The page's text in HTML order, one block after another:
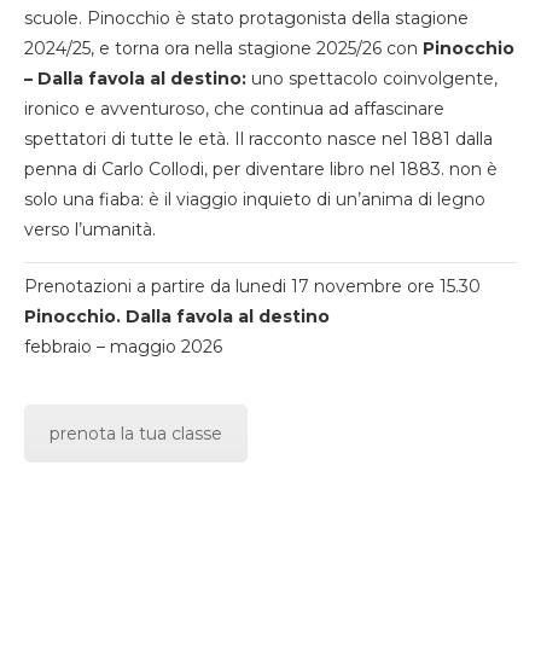
scuole. Pinocchio è stato protagonista della stagione
2024/25, e torna ora nella stagione 2025/26 con Pinocchio
– Dalla favola al destino: uno spettacolo coinvolgente,
ironico e avventuroso, che continua ad affascinare
spettatori di tutte le età. Il racconto nasce nel 1881 dalla
penna di Carlo Collodi, per diventare libro nel 1883. non è
solo una fiaba: è il viaggio inquieto di un’anima di legno
verso l’umanità.
Prenotazioni a partire da lunedi 17 novembre ore 15.30
Pinocchio. Dalla favola al destino
febbraio – maggio 2026
prenota la tua classe